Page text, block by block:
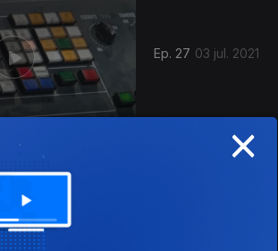
Ep. 27 03 jul. 2021
×